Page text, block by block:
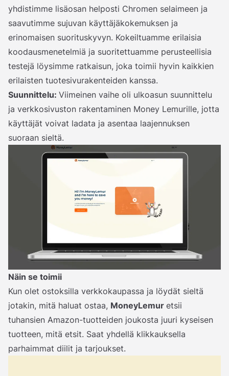
yhdistimme lisäosan helposti Chromen selaimeen ja
saavutimme sujuvan käyttäjäkokemuksen ja
erinomaisen suorituskyvyn. Kokeiltuamme erilaisia
koodausmenetelmiä ja suoritettuamme perusteellisia
testejä löysimme ratkaisun, joka toimii hyvin kaikkien
erilaisten tuotesivurakenteiden kanssa.
Suunnittelu: Viimeinen vaihe oli ulkoasun suunnittelu
ja verkkosivuston rakentaminen Money Lemurille, jotta
käyttäjät voivat ladata ja asentaa laajennuksen
suoraan sieltä.
Näin se toimii
Kun olet ostoksilla verkkokaupassa ja löydät sieltä
jotakin, mitä haluat ostaa, MoneyLemur etsii
tuhansien Amazon-tuotteiden joukosta juuri kyseisen
tuotteen, mitä etsit. Saat yhdellä klikkauksella
parhaimmat diilit ja tarjoukset.